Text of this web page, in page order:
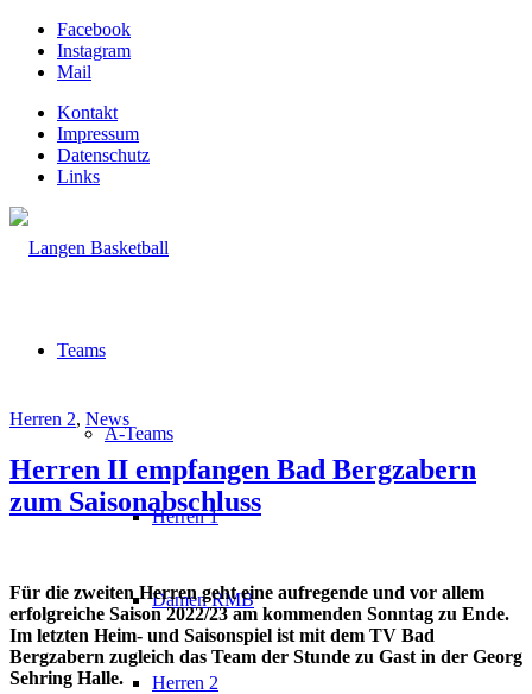
Facebook
Instagram
Mail
Kontakt
Impressum
Datenschutz
Links
Teams
A-Teams
Herren 1
Damen RMB
Herren 2
Herren 2, News
Herren II empfangen Bad Bergzabern
zum Saisonabschluss
Für die zweiten Herren geht eine aufregende und vor allem
erfolgreiche Saison 2022/23 am kommenden Sonntag zu Ende.
Im letzten Heim- und Saisonspiel ist mit dem TV Bad
Bergzabern zugleich das Team der Stunde zu Gast in der Georg
Sehring Halle.